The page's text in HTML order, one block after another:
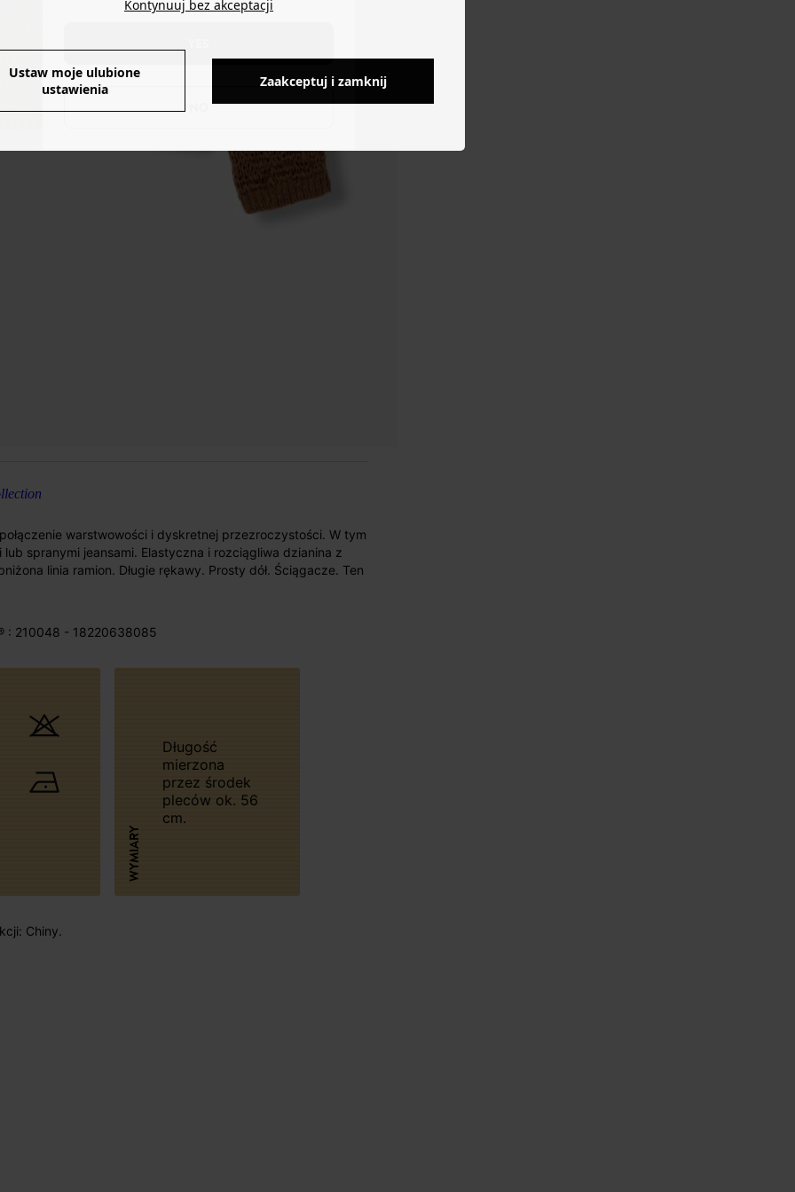
warstwowości i dyskretnej przezroczystości. W tym
spranymi jeansami. Elastyczna i rozciągliwa dzianina z
linia ramion. Długie rękawy. Prosty dół. Ściągacze. Ten
: 210048 - 18220638085
WYMIARY
Długość
mierzona
przez środek
pleców ok. 56
cm.
Chiny.
Kontynuuj bez akceptacji
Ustaw moje ulubione
ustawienia
Zaakceptuj i zamknij